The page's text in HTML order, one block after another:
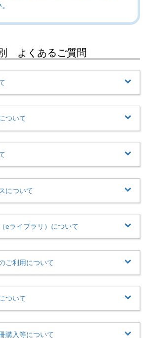
よくあるご質問
ついて
について
eライブラリ）について
ご利用について
ついて
購入等について